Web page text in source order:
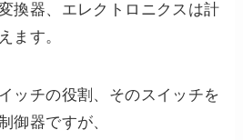
換器、エレクトロニクスは計
ます。
ッチの役割、そのスイッチを
御器ですが、